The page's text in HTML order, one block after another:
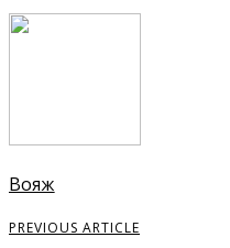
Вояж
PREVIOUS ARTICLE